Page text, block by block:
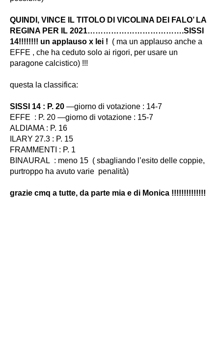
QUINDI, VINCE IL TITOLO DI VICOLINA DEI FALO’ LA
REGINA PER IL 2021……………………………….SISSI
14!!!!!!!! un applauso x lei ! ( ma un applauso anche a
EFFE , che ha ceduto solo ai rigori, per usare un
paragone calcistico) !!!
questa la classifica:
SISSI 14 : P. 20 —giorno di votazione : 14-7
EFFE : P. 20 —giorno di votazione : 15-7
ALDIAMA : P. 16
ILARY 27.3 : P. 15
FRAMMENTI : P. 1
BINAURAL : meno 15 ( sbagliando l’esito delle coppie,
purtroppo ha avuto varie penalità)
grazie cmq a tutte, da parte mia e di Monica !!!!!!!!!!!!!!